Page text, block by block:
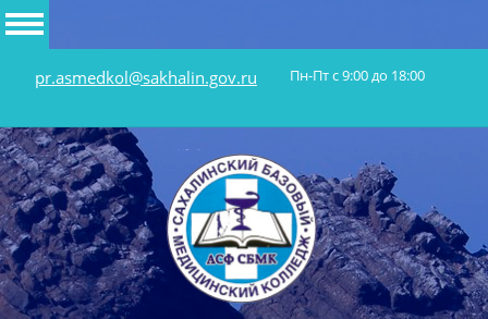
pr.asmedkol@sakhalin.gov.ru Пн-Пт с 9:00 до 18:00